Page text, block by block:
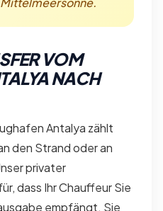
VOM
NACH
Antalya zählt
den Strand oder an
privater
dass Ihr Chauffeur Sie
empfängt. Sie